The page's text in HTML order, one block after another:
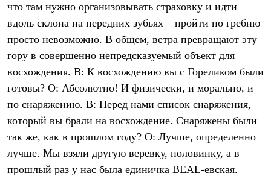
что там нужно организовывать страховку и идти
вдоль склона на передних зубьях – пройти по гребню
просто невозможно. В общем, ветра превращают эту
гору в совершенно непредсказуемый объект для
восхождения. В: К восхождению вы с Гореликом были
готовы? О: Абсолютно! И физически, и морально, и
по снаряжению. В: Перед нами список снаряжения,
который вы брали на восхождение. Снаряжены были
так же, как в прошлом году? О: Лучше, определенно
лучше. Мы взяли другую веревку, половинку, а в
прошлый раз у нас была единичка BEAL-евская.